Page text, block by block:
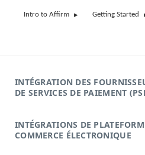
Intro to Affirm Getting Started
INTÉGRATION DES
DE SERVICES DE PAIEMENT
INTÉGRATIONS DE
COMMERCE ÉLECTRONIQUE